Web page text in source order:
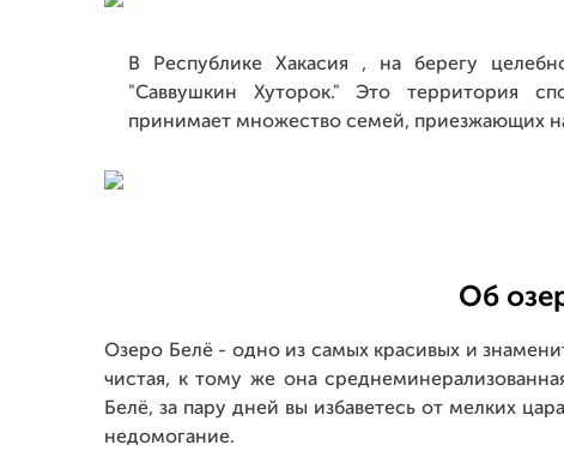
В Республике Хакасия , на берегу
"Саввушкин Хуторок." Это территория
принимает множество семей, приезжающих
Об
Озеро Белё - одно из самых красивых и
чистая, к тому же она
Белё, за пару дней вы избаветесь от мелких
недомогание.